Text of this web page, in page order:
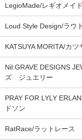
LegioMade/レギオメイド
Loud Style Design/ラウ
KATSUYA MORITA/カ
Nil:GRAVE DESIGNS
ズ ジュエリー
PRAY FOR LYLY
ドソン
RatRace/ラットレース